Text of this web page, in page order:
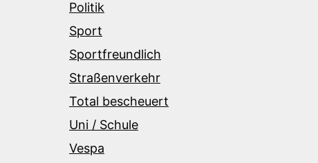
Politik
Sport
Sportfreundlich
Straßenverkehr
Total bescheuert
Uni / Schule
Vespa